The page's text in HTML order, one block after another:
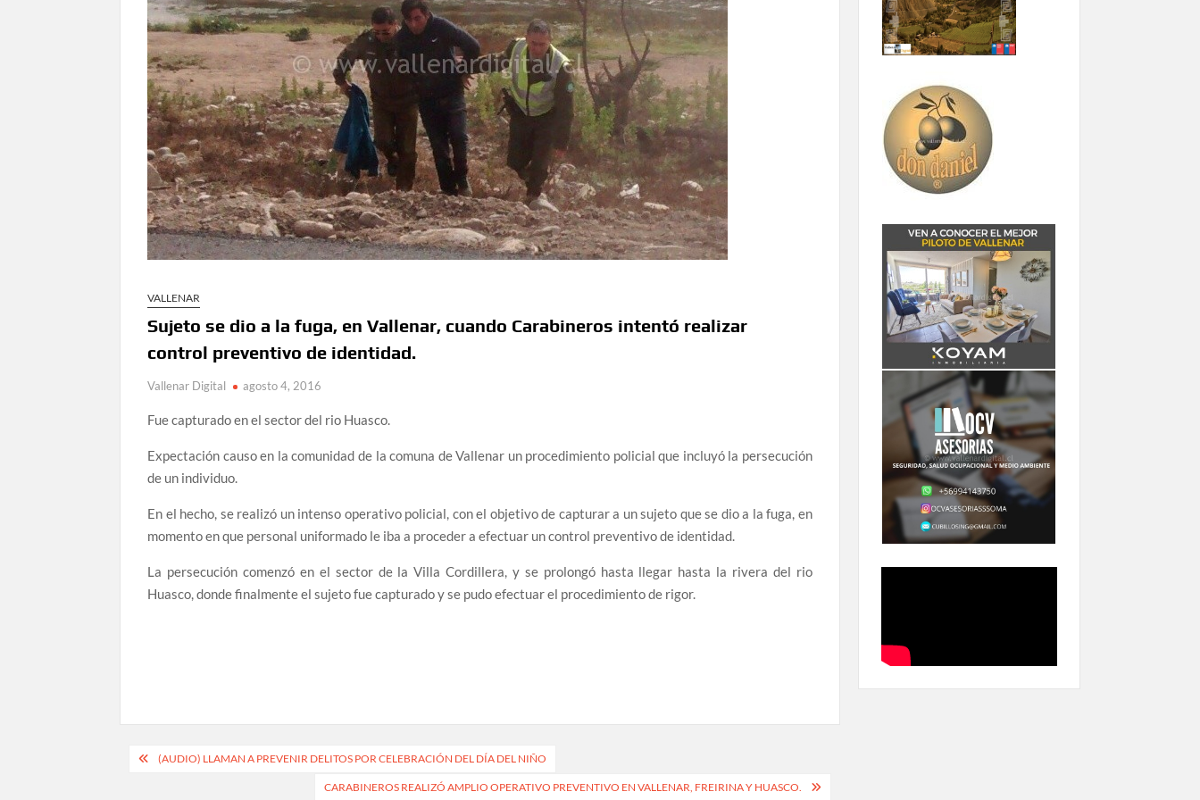
VALLENAR
Sujeto se dio a la fuga, en Vallenar, cuando Carabineros intentó realizar
control preventivo de identidad.
Vallenar Digital agosto 4, 2016
Fue capturado en el sector del rio Huasco.
Expectación causo en la comunidad de la comuna de Vallenar un procedimiento policial que incluyó la persecución
de un individuo.
En el hecho, se realizó un intenso operativo policial, con el objetivo de capturar a un sujeto que se dio a la fuga, en
momento en que personal uniformado le iba a proceder a efectuar un control preventivo de identidad.
La persecución comenzó en el sector de la Villa Cordillera, y se prolongó hasta llegar hasta la rivera del rio
Huasco, donde finalmente el sujeto fue capturado y se pudo efectuar el procedimiento de rigor.
Navegación
(AUDIO) LLAMAN A PREVENIR DELITOS POR CELEBRACIÓN DEL DÍA DEL NIÑO
CARABINEROS REALIZÓ AMPLIO OPERATIVO PREVENTIVO EN VALLENAR, FREIRINA Y HUASCO.